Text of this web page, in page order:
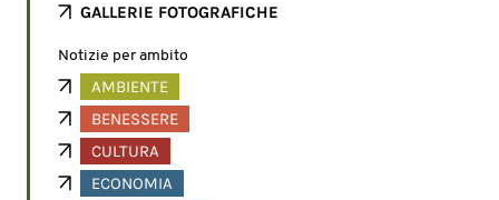
GALLERIE FOTOGRAFICHE
Notizie per ambito
AMBIENTE
BENESSERE
CULTURA
ECONOMIA